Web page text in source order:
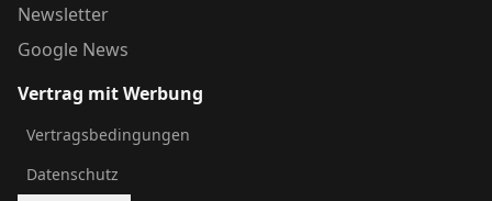
Newsletter
Google News
Vertrag mit Werbung
Vertragsbedingungen
Datenschutz